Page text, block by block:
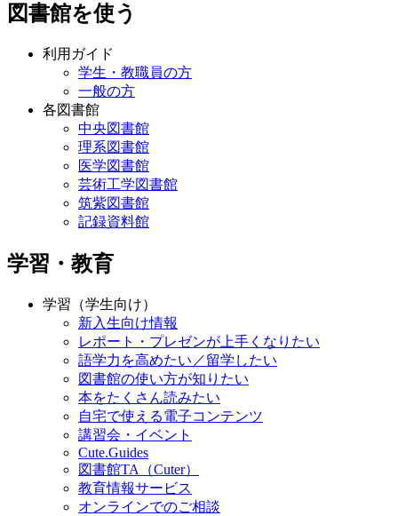
図書館を使う
利用ガイド
学生・教職員の方
一般の方
各図書館
中央図書館
理系図書館
医学図書館
芸術工学図書館
筑紫図書館
記録資料館
学習・教育
学習（学生向け）
新入生向け情報
レポート・プレゼンが上手くなりたい
語学力を高めたい／留学したい
図書館の使い方が知りたい
本をたくさん読みたい
自宅で使える電子コンテンツ
講習会・イベント
Cute.Guides
図書館TA（Cuter）
教育情報サービス
オンラインでのご相談